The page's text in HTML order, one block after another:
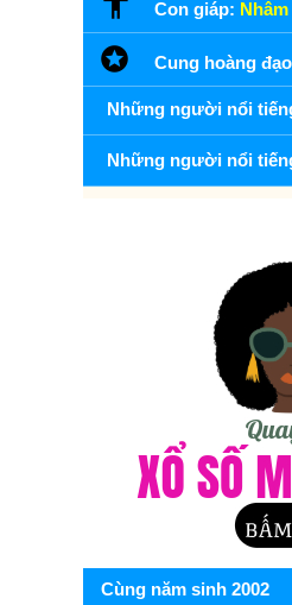
Con giáp:
Cung hoàng
Những người nổi
Những người nổi
Cùng năm sinh 2002